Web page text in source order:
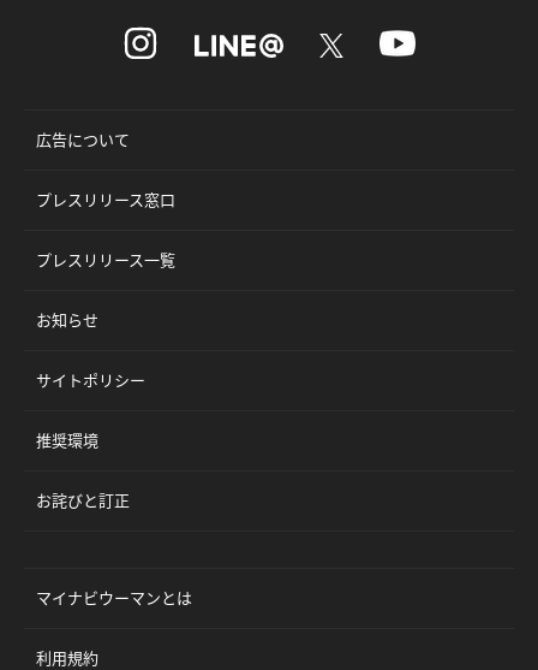
広告について
プレスリリース窓口
プレスリリース一覧
お知らせ
サイトポリシー
推奨環境
お詫びと訂正
マイナビウーマンとは
利用規約